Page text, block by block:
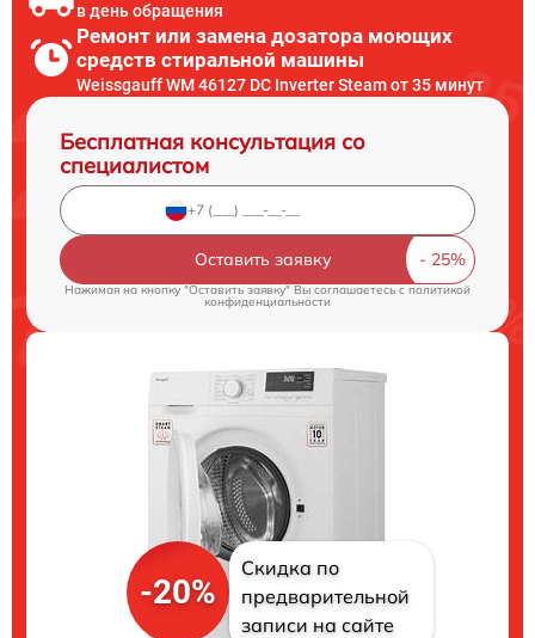
в день обращения
Ремонт или замена дозатора моющих
средств стиральной машины
Weissgauff WM 46127 DC Inverter Steam от 35 минут
Бесплатная консультация со
специалистом
Оставить заявку
Нажимая на кнопку "Оставить заявку" Вы соглашаетесь cполитикой
конфиденциальности
-20%
Скидка по
предварительной
записи на сайте